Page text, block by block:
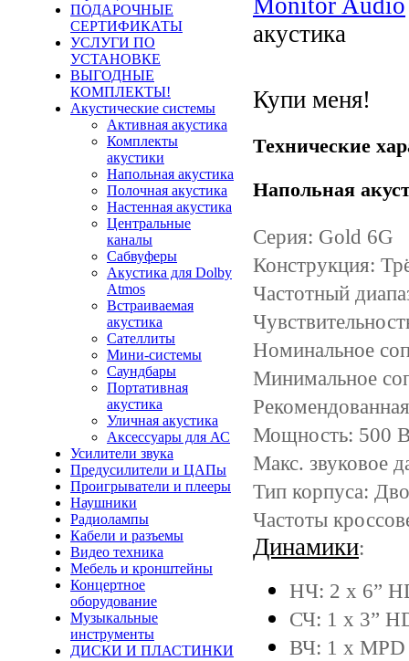
ПОДАРОЧНЫЕ
СЕРТИФИКАТЫ
УСЛУГИ ПО
УСТАНОВКЕ
ВЫГОДНЫЕ
КОМПЛЕКТЫ!
Акустические системы
Активная акустика
Комплекты
акустики
Напольная акустика
Полочная акустика
Настенная акустика
Центральные
каналы
Сабвуферы
Акустика для Dolby
Atmos
Встраиваемая
акустика
Сателлиты
Мини-системы
Саундбары
Портативная
акустика
Уличная акустика
Аксессуары для АС
Усилители звука
Предусилители и ЦАПы
Проигрыватели и плееры
Наушники
Радиолампы
Кабели и разъемы
Видео техника
Мебель и кронштейны
Концертное
оборудование
Музыкальные
инструменты
ДИСКИ И ПЛАСТИНКИ
акустика
Купи меня!
Технические
Напольная
Серия: Gold 6G
Конструкция:
Частотный
Номинальное
Минимальное
Мощность: 500
Макс. звуковое
Тип корпуса:
Частоты
Динамики:
НЧ: 2 x 6”
СЧ: 1 x 3”
ВЧ: 1 x